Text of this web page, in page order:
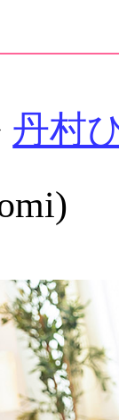
丹村